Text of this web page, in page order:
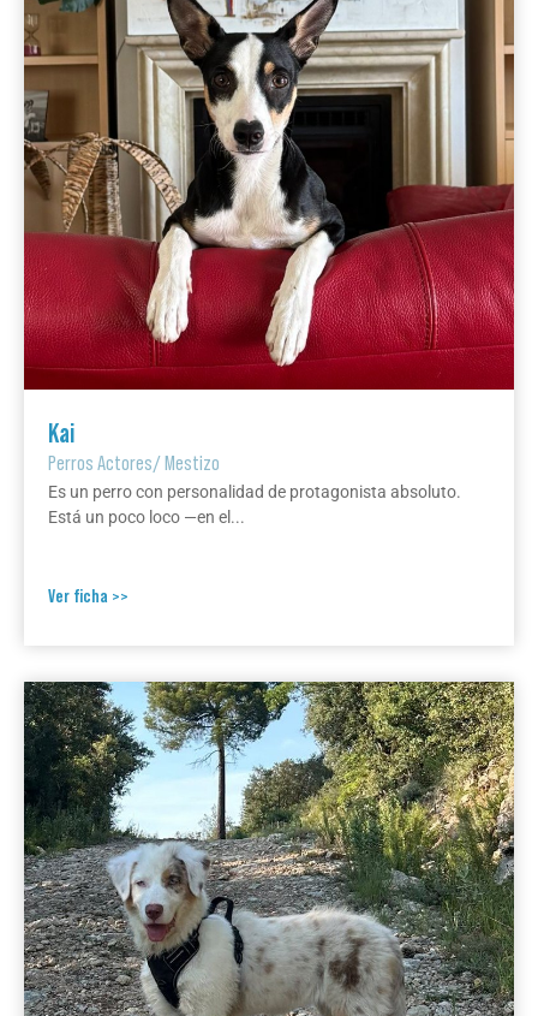
Kai
Perros Actores/Mestizo
Es un perro con personalidad de protagonista absoluto.
Está un poco loco —en el...
Ver ficha >>